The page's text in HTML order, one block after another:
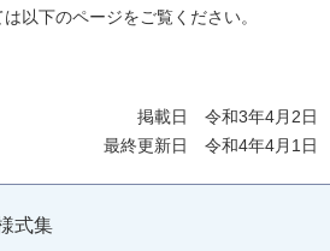
以下のページをご覧ください。
掲載日 令和3年4月2日
最終更新日 令和4年4月1日
式集